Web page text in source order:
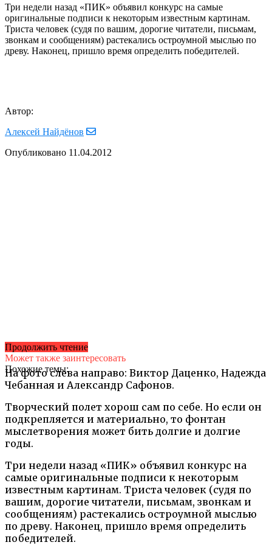
Три недели назад «ПИК» объявил конкурс на самые
оригинальные подписи к некоторым известным картинам.
Триста человек (судя по вашим, дорогие читатели, письмам,
звонкам и сообщениям) растекались остроумной мыслью по
древу. Наконец, пришло время определить победителей.
Автор:
Алексей Найдёнов
Опубликовано 11.04.2012
На фото слева направо: Виктор Даценко, Надежда
Чебанная и Александр Сафонов.
Творческий полет хорош сам по себе. Но если он
подкрепляется и материально, то фонтан
мыслетворения может бить долгие и долгие
годы.
Три недели назад «ПИК» объявил конкурс на
самые оригинальные подписи к некоторым
известным картинам. Триста человек (судя по
вашим, дорогие читатели, письмам, звонкам и
сообщениям) растекались остроумной мыслью
по древу. Наконец, пришло время определить
победителей.
Продолжить чтение
Может также заинтересовать
Похожие темы: